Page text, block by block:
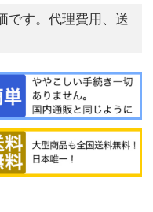
です。代理費用、送